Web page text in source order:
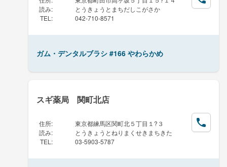
読み:
とうきょうとまちだしこがさか
TEL : 042-710-8571
ガム・デンタルブラシ #166 やわらかめ
スギ薬局 関町北店
住所:
東京都練馬区関町北５丁目１?３
読み:
とうきょうとねりまくせきまちきた
TEL : 03-5903-5787